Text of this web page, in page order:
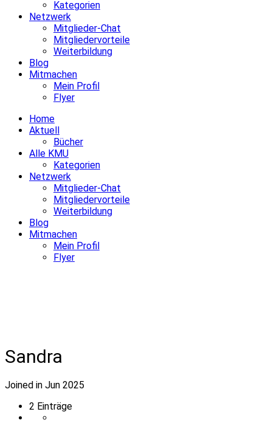
Kategorien
Netzwerk
Mitglieder-Chat
Mitgliedervorteile
Weiterbildung
Blog
Mitmachen
Mein Profil
Flyer
Home
Aktuell
Bücher
Alle KMU
Kategorien
Netzwerk
Mitglieder-Chat
Mitgliedervorteile
Weiterbildung
Blog
Mitmachen
Mein Profil
Flyer
Sandra
Joined in Jun 2025
2 Einträge